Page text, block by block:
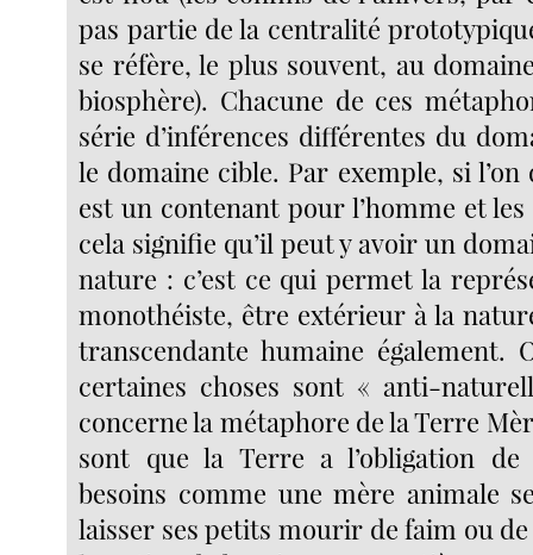
pas partie de la centralité
se réfère, le plus souvent, au
biosphère). Chacune de ces
série d’inférences différentes du
le domaine cible. Par exemple, si
est un contenant pour l’homme et
cela signifie qu’il peut y avoir un
nature : c’est ce qui permet la
monothéiste, être extérieur à la
transcendante humaine également.
certaines choses sont « anti-
concerne la métaphore de la Terre
sont que la Terre a l’obligation
besoins comme une mère animale
laisser ses petits mourir de faim ou